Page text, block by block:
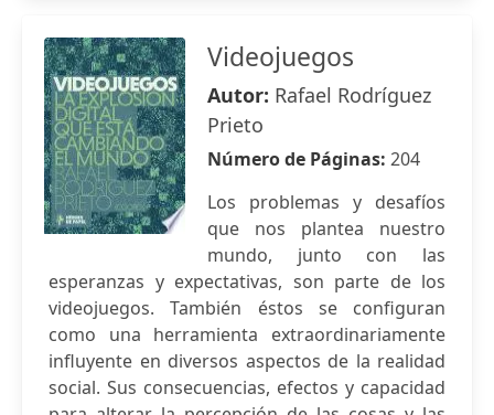
Videojuegos
Autor: Rafael Rodríguez
Prieto
Número de Páginas: 204
Los problemas y desafíos
que nos plantea nuestro
mundo, junto con las
esperanzas y expectativas, son parte de los
videojuegos. También éstos se configuran
como una herramienta extraordinariamente
influyente en diversos aspectos de la realidad
social. Sus consecuencias, efectos y capacidad